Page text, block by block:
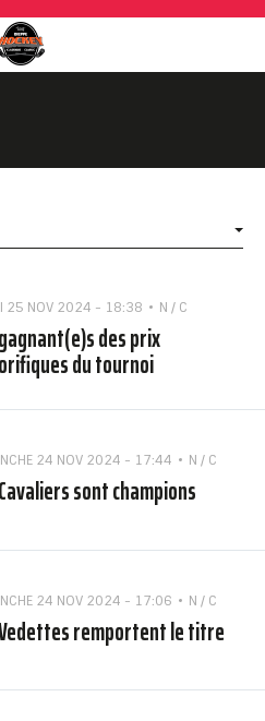
25 NOV 2024 - 18:38 N / C
des prix
du tournoi
24 NOV 2024 - 17:44 N / C
sont champions
24 NOV 2024 - 17:06 N / C
remportent le titre